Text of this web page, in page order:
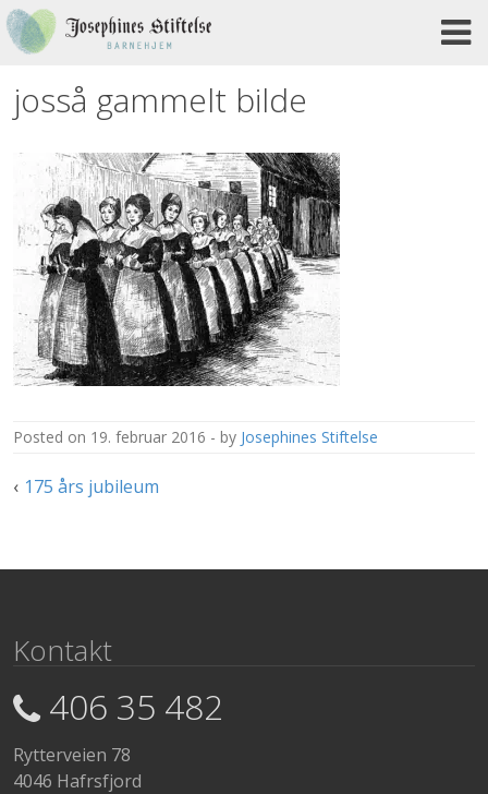
Skip
to
content
josså gammelt bilde
posted on 19. februar 2016 by Josephines Stiftelse
Innleggsnavigasjon
175 års jubileum
Kontakt
406 35 482
Rytterveien 78
4046 Hafrsfjord